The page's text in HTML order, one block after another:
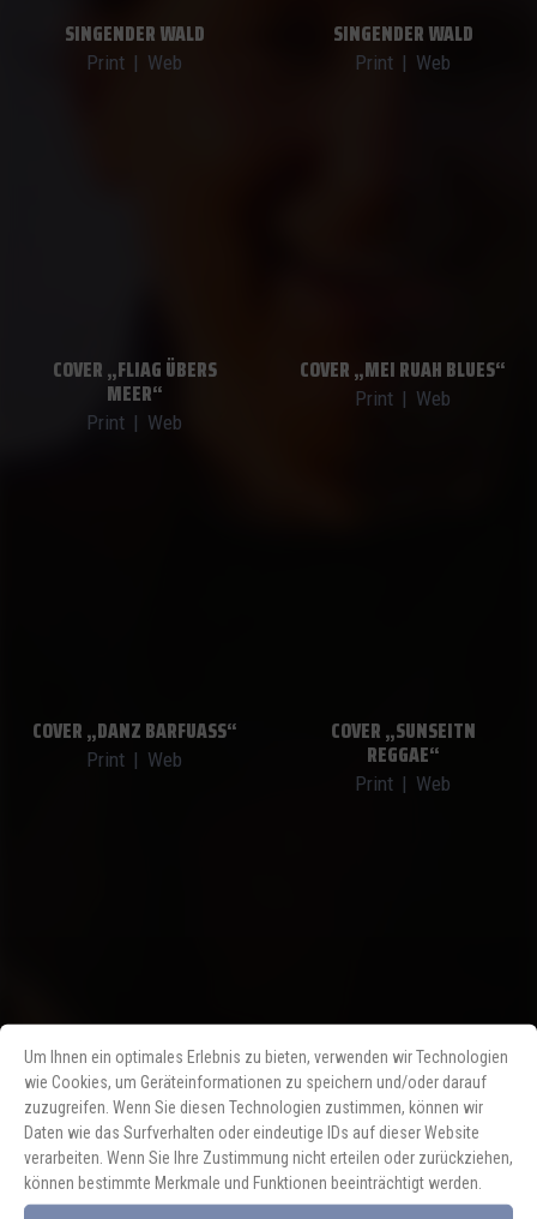
Um Ihnen ein optimales Erlebnis zu bieten, verwenden wir Technologien
wie Cookies, um Geräteinformationen zu speichern und/oder darauf
zuzugreifen. Wenn Sie diesen Technologien zustimmen, können wir
Daten wie das Surfverhalten oder eindeutige IDs auf dieser Website
verarbeiten. Wenn Sie Ihre Zustimmung nicht erteilen oder zurückziehen,
können bestimmte Merkmale und Funktionen beeinträchtigt werden.
SINGENDER WALD
Print | Web
SINGENDER WALD
Print | Web
COVER „FLIAG ÜBERS
MEER“
Print | Web
COVER „MEI RUAH BLUES“
Print | Web
COVER „DANZ BARFUASS“
Print | Web
COVER „SUNSEITN
REGGAE“
Print | Web
COVER „S´MADL“
Print | Web
COVER „OIS WURSCHT“
FEAT. DESPERATE
BRASSWIVES
Print | Web